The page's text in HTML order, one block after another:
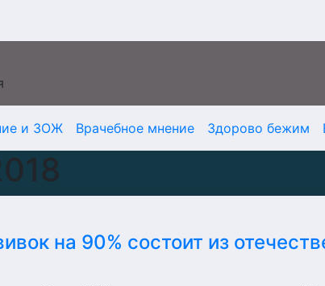
и ЗОЖ Врачебное мнение Здорово бежим
на 90% состоит из